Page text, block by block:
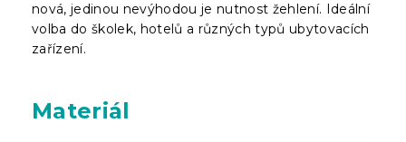
nová, jedinou nevýhodou je nutnost žehlení. Ideální
volba do školek, hotelů a různých typů ubytovacích
zařízení.
Materiál